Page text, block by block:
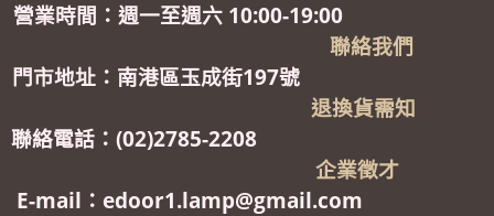
營業時間：週一至週六 10:00-19:00
聯絡我們
門市地址：南港區玉成街197號
退換貨需知
聯絡電話：(02)2785-2208
企業徵才
E-mail：edoor1.lamp@gmail.com